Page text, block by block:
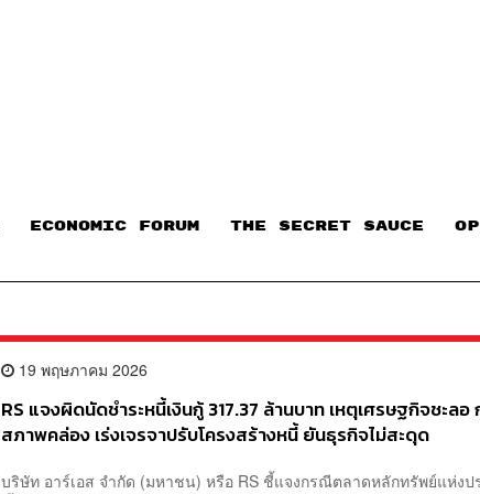
ECONOMIC FORUM THE SECRET SAUCE​
19 พฤษภาคม 2026
RS แจงผิดนัดชำระหนี้เงินกู้ 317.37 ล้านบาท เหตุเศรษฐกิจชะลอ
สภาพคล่อง เร่งเจรจาปรับโครงสร้างหนี้ ยันธุรกิจไม่สะดุด
บริษัท อาร์เอส จำกัด (มหาชน) หรือ RS ชี้แจงกรณีตลาดหลักทรัพย์แห่งป